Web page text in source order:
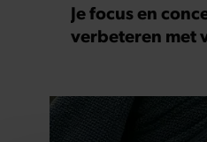
Je focus en
verbeteren met